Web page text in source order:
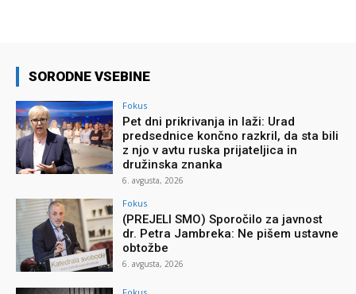
SORODNE VSEBINE
Fokus
Pet dni prikrivanja in laži: Urad
predsednice končno razkril, da sta bili
z njo v avtu ruska prijateljica in
družinska znanka
6. avgusta, 2026
Fokus
(PREJELI SMO) Sporočilo za javnost
dr. Petra Jambreka: Ne pišem ustavne
obtožbe
6. avgusta, 2026